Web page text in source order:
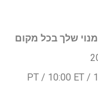
שלך בכל מקום
7:00 PT / 10:00